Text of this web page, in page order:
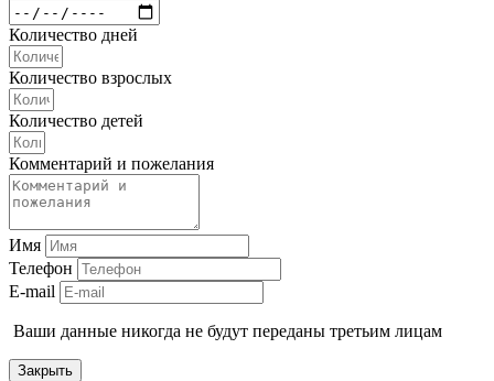
Количество дней
Количество взрослых
Количество детей
Комментарий и пожелания
Имя
Телефон
E-mail
Ваши данные никогда не будут переданы третьим лицам
Закрыть